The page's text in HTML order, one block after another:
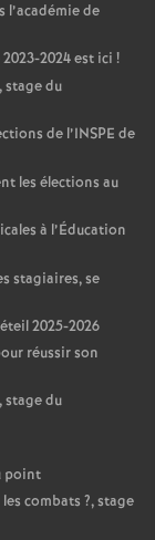
l’académie de
2024 est ici !
, stage du
de l’INSPE de
les élections au
à l’Éducation
stagiaires, se
2025-2026
réussir son
, stage du
point
combats ?, stage